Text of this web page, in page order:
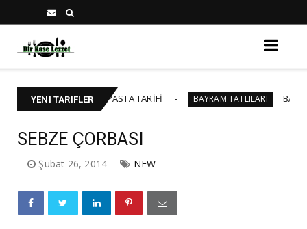
YENI TARIFLER
YAŞ PASTA TARİFİ BAYRAM TATLILARI BAKLAVALI
SEBZE ÇORBASI
Şubat 26, 2014 NEW